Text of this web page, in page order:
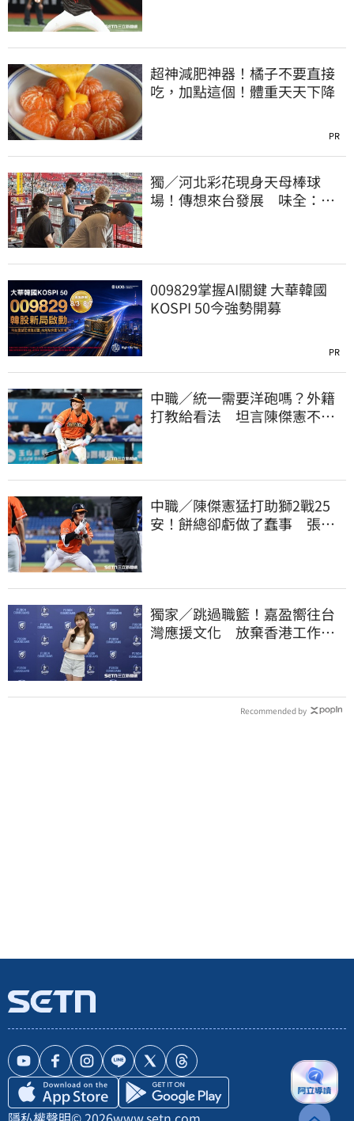
超神減肥神器！橘子不要直接
吃，加點這個！體重天天下降
PR
獨／河北彩花現身天母棒球
場！傳想來台發展 味全：歡
009829掌握AI關鍵 大華韓國
KOSPI 50今強勢開募
PR
中職／統一需要洋砲嗎？外籍
打教給看法 坦言陳傑憲不能
中職／陳傑憲猛打助獅2戰25
安！餅總卻虧做了蠢事 張翔
獨家／跳過職籃！嘉盈嚮往台
灣應援文化 放棄香港工作跨
Recommended by